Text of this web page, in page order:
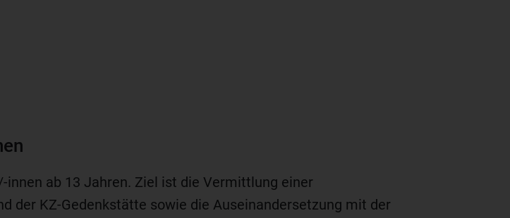
innen ab 13 Jahren. Ziel ist die Vermittlung einer
der KZ-Gedenkstätte sowie die Auseinandersetzung mit der